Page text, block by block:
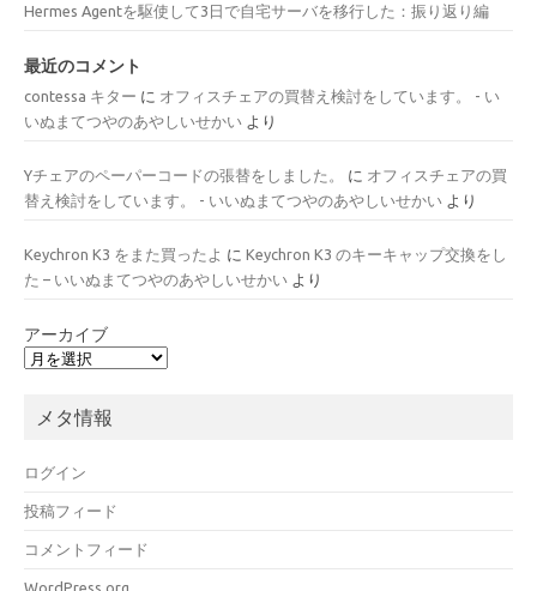
Hermes Agentを駆使して3日で自宅サーバを移行した：振り返り編
最近のコメント
contessa キター に オフィスチェアの買替え検討をしています。 - い
いぬまてつやのあやしいせかい より
Yチェアのペーパーコードの張替をしました。 に オフィスチェアの買
替え検討をしています。 - いいぬまてつやのあやしいせかい より
Keychron K3 をまた買ったよ に Keychron K3 のキーキャップ交換をし
た – いいぬまてつやのあやしいせかい より
アーカイブ
メタ情報
ログイン
投稿フィード
コメントフィード
WordPress.org